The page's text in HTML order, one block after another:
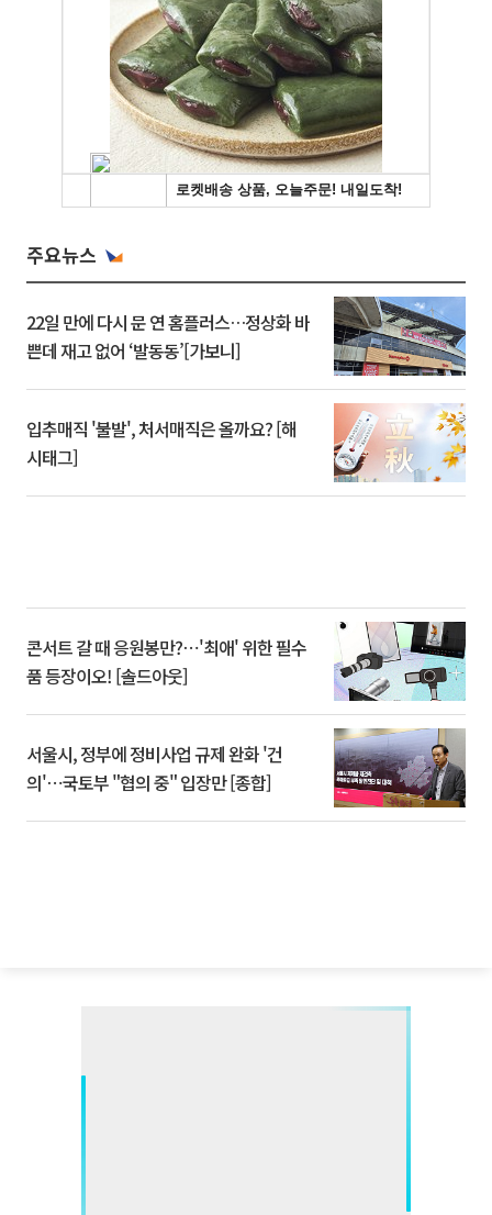
주요뉴스
22일 만에 다시 문 연 홈플러스…정상화 바
쁜데 재고 없어 ‘발동동’[가보니]
입추매직 '불발', 처서매직은 올까요? [해
시태그]
콘서트 갈 때 응원봉만?⋯'최애' 위한 필수
품 등장이오! [솔드아웃]
서울시, 정부에 정비사업 규제 완화 '건
의'⋯국토부 "협의 중" 입장만 [종합]